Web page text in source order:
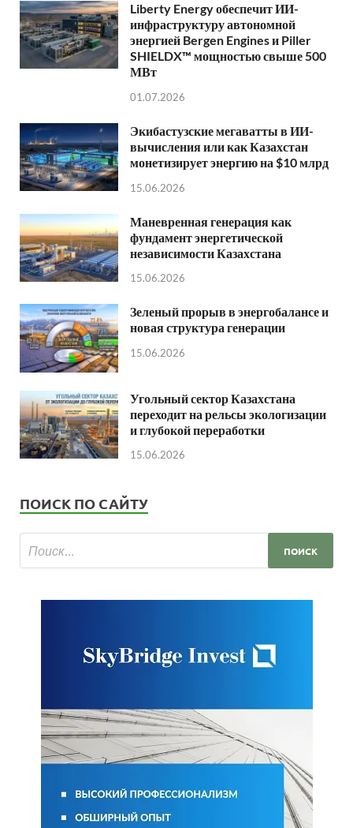
Liberty Energy обеспечит ИИ-
инфраструктуру автономной
энергией Bergen Engines и Piller
SHIELDX™ мощностью свыше 500
МВт
01.07.2026
Экибастузские мегаватты в ИИ-
вычисления или как Казахстан
монетизирует энергию на $10 млрд
15.06.2026
Маневренная генерация как
фундамент энергетической
независимости Казахстана
15.06.2026
Зеленый прорыв в энергобалансе и
новая структура генерации
15.06.2026
Угольный сектор Казахстана
переходит на рельсы экологизации
и глубокой переработки
15.06.2026
ПОИСК ПО САЙТУ